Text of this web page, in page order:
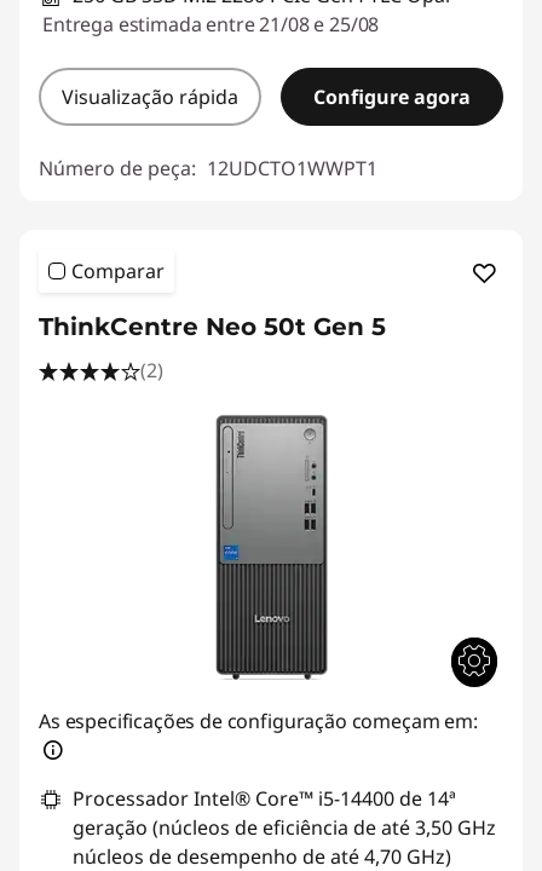
Entrega estimada entre 21/08 e 25/08
Visualização rápida Configure agora
Número de peça: 12UDCTO1WWPT1
Comparar
ThinkCentre Neo 50t Gen 5
(2)
As especificações de configuração começam em:
Processador Intel® Core™ i5-14400 de 14ª
geração (núcleos de eficiência de até 3,50 GHz
núcleos de desempenho de até 4,70 GHz)